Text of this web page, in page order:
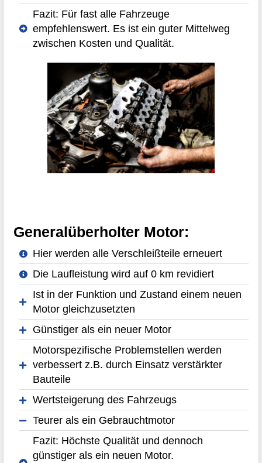
Fazit: Für fast alle Fahrzeuge
empfehlenswert. Es ist ein guter Mittelweg
zwischen Kosten und Qualität.
Generalüberholter Motor:
Hier werden alle Verschleißteile erneuert
Die Laufleistung wird auf 0 km revidiert
Ist in der Funktion und Zustand einem neuen
Motor gleichzusetzten
Günstiger als ein neuer Motor
Motorspezifische Problemstellen werden
verbessert z.B. durch Einsatz verstärkter
Bauteile
Wertsteigerung des Fahrzeugs
Teurer als ein Gebrauchtmotor
Fazit: Höchste Qualität und dennoch
günstiger als ein neuen Motor.